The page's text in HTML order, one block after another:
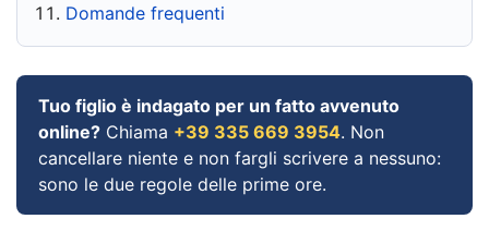
Domande frequenti
Tuo figlio è indagato per un fatto avvenuto
online? Chiama +39 335 669 3954. Non
cancellare niente e non fargli scrivere a nessuno:
sono le due regole delle prime ore.